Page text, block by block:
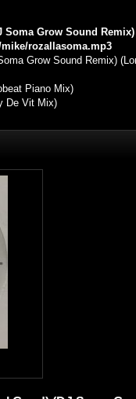
Soma Grow Sound
rozallasoma.mp3
Grow Sound Remix)
Piano Mix)
De Vit Mix)